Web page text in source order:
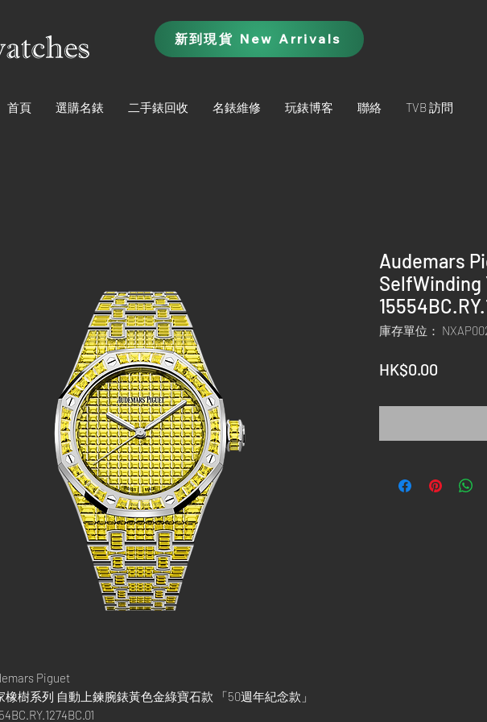
新到現貨 New Arrivals
首頁 選購名錶 二手錶回收 名錶維修 玩錶博客 聯絡 TVB 訪問
Piguet
橡樹系列 自動上鍊腕錶黃色金綠寶石款 「50週年紀念款」
Audemars
SelfWinding
庫存單位：
HK$0.00